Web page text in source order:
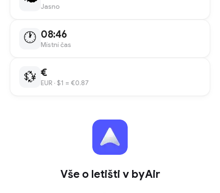
Jasno
🕐 08:46
Místní čas
💱 €
EUR · $1 = €0.87
Vše o letišti v byAir